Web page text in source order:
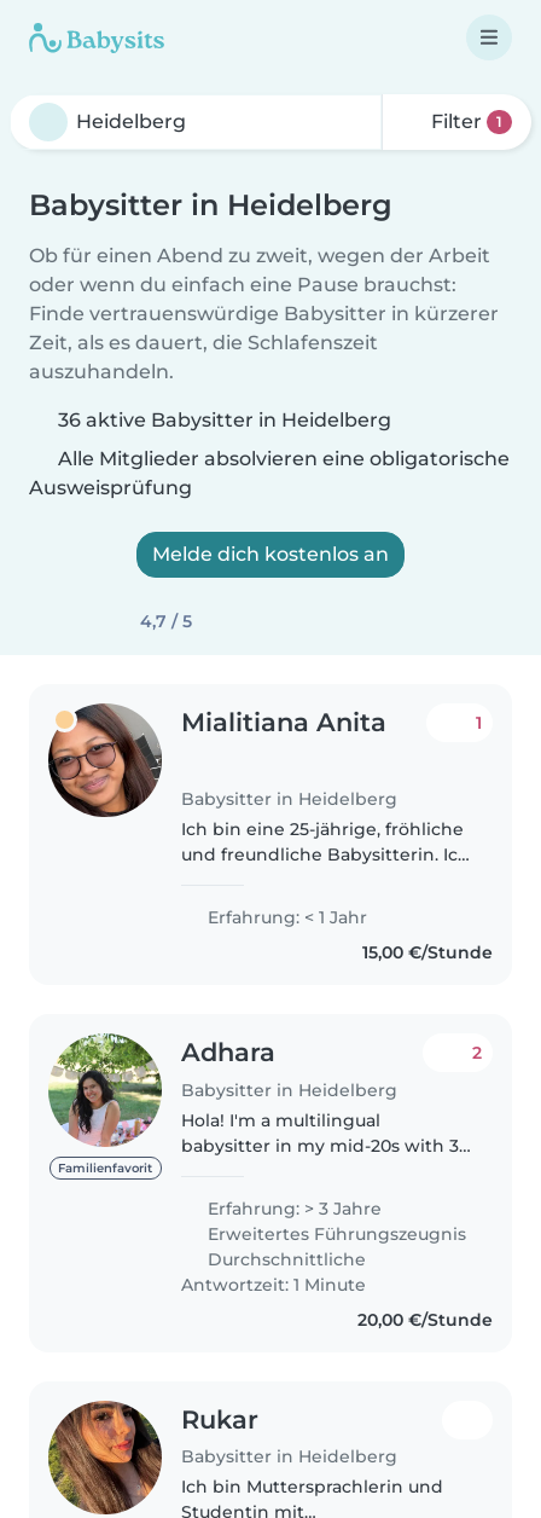
Filter 1
Babysitter in Heidelberg
Ob für einen Abend zu zweit, wegen der Arbeit
oder wenn du einfach eine Pause brauchst:
Finde vertrauenswürdige Babysitter in kürzerer
Zeit, als es dauert, die Schlafenszeit
auszuhandeln.
36 aktive Babysitter in Heidelberg
Alle Mitglieder absolvieren eine obligatorische
Ausweisprüfung
Melde dich kostenlos an
4,7 / 5
Mialitiana Anita
Babysitter in Heidelberg
1
Ich bin eine 25-jährige, fröhliche
und freundliche Babysitterin. Ich
Französisch fließend. Meine
Stärken sind Zeichnen, Vorlesen,
Basteln und Spielen...
Erfahrung: < 1 Jahr
15,00 €/Stunde
Familienfavorit
Adhara
Babysitter in Heidelberg
2
Hola! I'm a multilingual
babysitter in my mid-20s with 3
those with special needs like
anxiety, ADHD, autism, physical..
Erfahrung: > 3 Jahre
Erweitertes Führungszeugnis
Durchschnittliche
Antwortzeit: 1 Minute
20,00 €/Stunde
Rukar
Babysitter in Heidelberg
Ich bin Muttersprachlerin und
Studentin mit